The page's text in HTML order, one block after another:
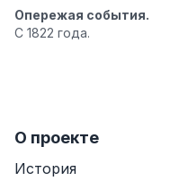
Опережая события.
С 1822 года.
О проекте
История